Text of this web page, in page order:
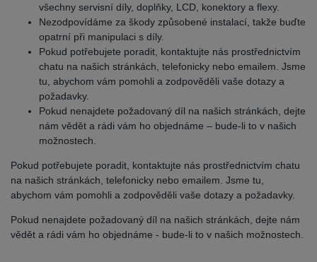
všechny servisní díly, doplňky, LCD, konektory a flexy.
Nezodpovídáme za škody způsobené instalací, takže buďte
opatrní při manipulaci s díly.
Pokud potřebujete poradit, kontaktujte nás prostřednictvím
chatu na našich stránkách, telefonicky nebo emailem. Jsme
tu, abychom vám pomohli a zodpověděli vaše dotazy a
požadavky.
Pokud nenajdete požadovaný díl na našich stránkách, dejte
nám vědět a rádi vám ho objednáme – bude-li to v našich
možnostech.
Pokud potřebujete poradit, kontaktujte nás prostřednictvím chatu
na našich stránkách, telefonicky nebo emailem. Jsme tu,
abychom vám pomohli a zodpověděli vaše dotazy a požadavky.
Pokud nenajdete požadovaný díl na našich stránkách, dejte nám
vědět a rádi vám ho objednáme - bude-li to v našich možnostech.